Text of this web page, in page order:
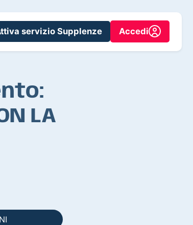
servizio Supplenze Accedi
LA